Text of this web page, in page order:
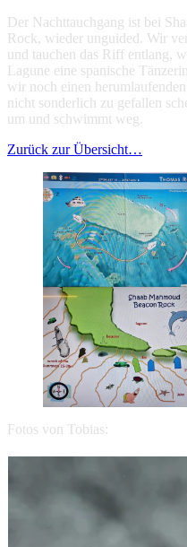
Der Nachttauchgang ist bei
Rock, wieder unguided. Wir
und tauchen das Riff entlang,
Lagune eine spanische
wir noch einen
nicht sonderlich zu gefallen
um und schwimmt weg.
Zurück zur Übersicht…
Fotos von Tobias: